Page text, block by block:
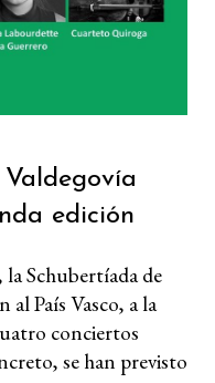
edición
Schubertíada de
País Vasco, a la
conciertos
se han previsto